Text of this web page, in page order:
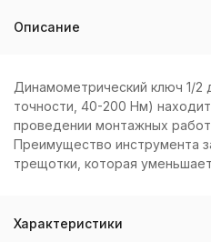
Описание
Динамометрический ключ 1/
точности, 40-200 Нм)
проведении монтажных работ
Преимущество инструмента
трещотки, которая
Характеристики